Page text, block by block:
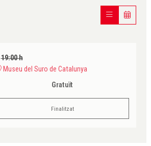
19:00 h
Museu del Suro de Catalunya
Gratuït
Finalitzat